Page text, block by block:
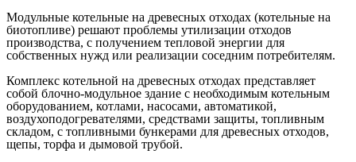
Модульные котельные на древесных отходах (котельные на
биотопливе) решают проблемы утилизации отходов
производства, с получением тепловой энергии для
собственных нужд или реализации соседним потребителям.
Комплекс котельной на древесных отходах представляет
собой блочно-модульное здание с необходимым котельным
оборудованием, котлами, насосами, автоматикой,
воздухоподогревателями, средствами защиты, топливным
складом, с топливными бункерами для древесных отходов,
щепы, торфа и дымовой трубой.